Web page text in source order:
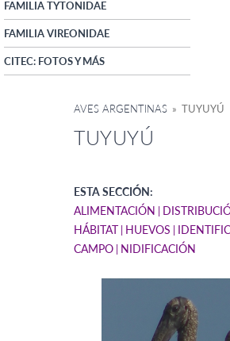
FAMILIA TYTONIDAE
FAMILIA VIREONIDAE
CITEC: FOTOS Y MÁS
AVES ARGENTINAS » TUYUYÚ
TUYUYÚ
ESTA SECCIÓN:
ALIMENTACIÓN
HÁBITAT HUEVOS
CAMPO NIDIFICACIÓN